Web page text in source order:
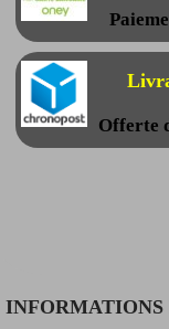
Offerte